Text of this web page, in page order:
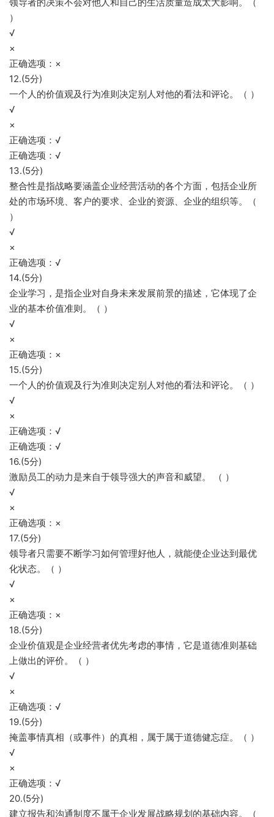
）
√
×
正确选项：×
12.(5分)
一个人的价值观及行为准则决定别人对他的看法和评论。（ ）
√
×
正确选项：√
正确选项：√
13.(5分)
整合性是指战略要涵盖企业经营活动的各个方面，包括企业所
处的市场环境、客户的要求、企业的资源、企业的组织等。（
）
√
×
正确选项：√
14.(5分)
企业学习，是指企业对自身未来发展前景的描述，它体现了企
业的基本价值准则。（ ）
√
×
正确选项：×
15.(5分)
一个人的价值观及行为准则决定别人对他的看法和评论。（ ）
√
×
正确选项：√
正确选项：√
16.(5分)
激励员工的动力是来自于领导强大的声音和威望。 （ ）
√
×
正确选项：×
17.(5分)
领导者只需要不断学习如何管理好他人，就能使企业达到最优
化状态。（ ）
√
×
正确选项：×
18.(5分)
企业价值观是企业经营者优先考虑的事情，它是道德准则基础
上做出的评价。（ ）
√
×
正确选项：√
19.(5分)
掩盖事情真相（或事件）的真相，属于属于道德健忘症。（ ）
√
×
正确选项：√
20.(5分)
建立报告和沟通制度不属于企业发展战略规划的基础内容。（